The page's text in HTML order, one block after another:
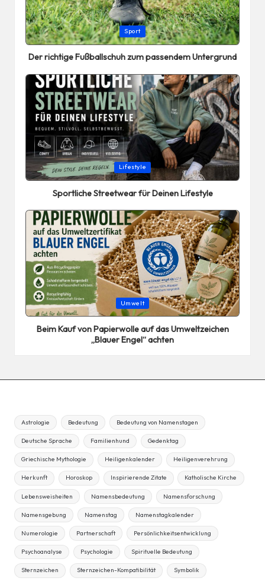
Posted
in
Sport
Der richtige Fußballschuh zum passendem Untergrund
Posted
in
Lifestyle
Sportliche Streetwear für Deinen Lifestyle
Posted
in
Umwelt
Beim Kauf von Papierwolle auf das Umweltzeichen
„Blauer Engel“ achten
Astrologie Bedeutung Bedeutung von Namenstagen
Deutsche Sprache Familienhund Gedenktag
Griechische Mythologie Heiligenkalender Heiligenverehrung
Herkunft Horoskop Inspirierende Zitate Katholische Kirche
Lebensweisheiten Namensbedeutung Namensforschung
Namensgebung Namenstag Namenstagkalender
Numerologie Partnerschaft Persönlichkeitsentwicklung
Psychoanalyse Psychologie Spirituelle Bedeutung
Sternzeichen Sternzeichen-Kompatibilität Symbolik